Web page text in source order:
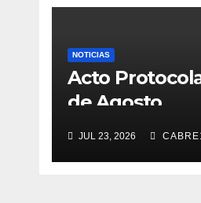
NOTICIAS
Acto
de Agosto
JUL 23, 2026